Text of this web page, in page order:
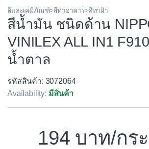
สีและเคมีภัณฑ์>สีทาอาคาร>สีทาฝ้า
สีน้ำมัน ชนิดด้าน
VINILEX ALL IN1
น้ำตาล
รหัสสินค้า: 3072064
Availability: มีสินค้า
194 /กร